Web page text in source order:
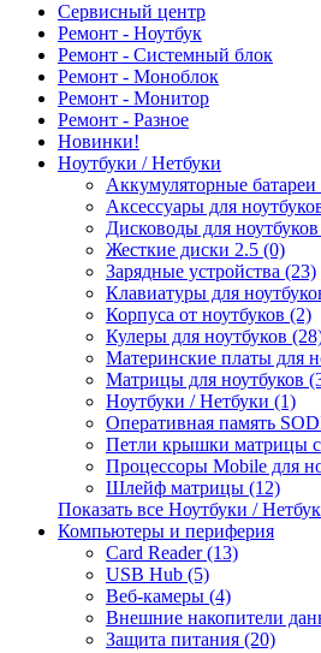
Сервисный центр
Ремонт - Ноутбук
Ремонт - Системный блок
Ремонт - Моноблок
Ремонт - Монитор
Ремонт - Разное
Новинки!
Ноутбуки / Нетбуки
Аккумуляторные батареи
Аксессуары для
Дисководы для
Жесткие диски 2.5 (0)
Зарядные устройства (23)
Клавиатуры для
Корпуса от ноутбуков (2)
Кулеры для ноутбуков
Материнские платы для
Матрицы для ноутбуков
Ноутбуки / Нетбуки (1)
Оперативная память
Петли крышки матрицы
Процессоры Mobile для
Шлейф матрицы (12)
Показать все Ноутбуки /
Компьютеры и периферия
Card Reader (13)
USB Hub (5)
Веб-камеры (4)
Внешние накопители
Защита питания (20)